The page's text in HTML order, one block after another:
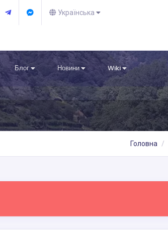
Українська
Блог Новини Wiki
Головна